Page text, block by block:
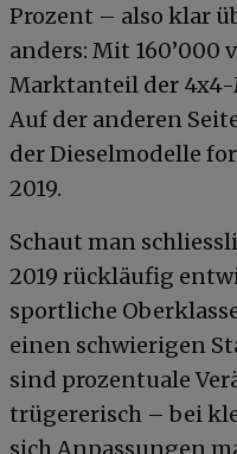
Prozent – also klar
anders: Mit 160’000
Marktanteil der 4x4-
Auf der anderen
der Dieselmodelle
2019.
Schaut man
2019 rückläufig
sportliche
einen schwierigen
sind prozentuale
trügererisch – bei
sich Anpassungen